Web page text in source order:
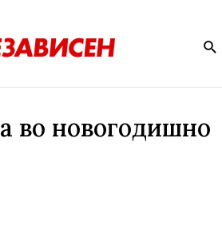
во новогодишно